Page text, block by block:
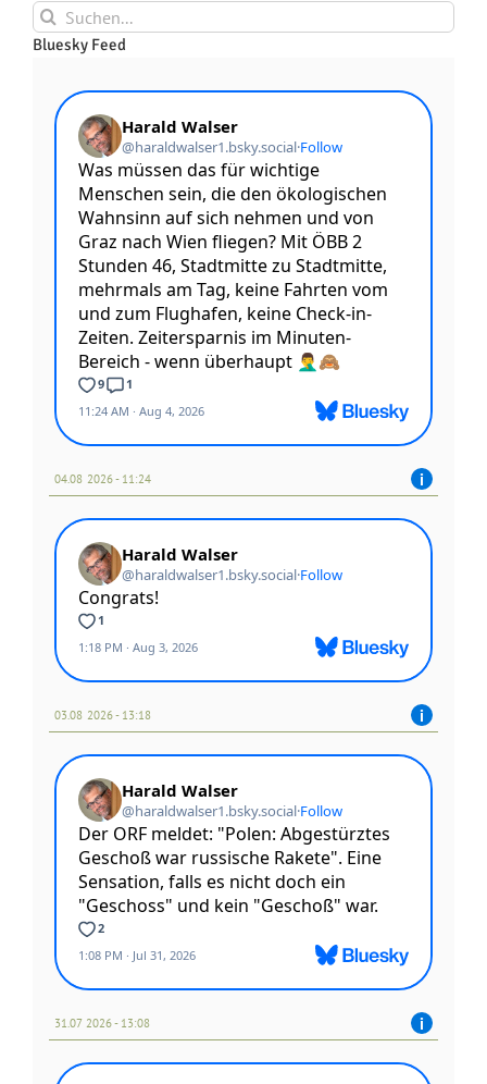
Suche
nach:
Bluesky Feed
04.08 2026 - 11:24
03.08 2026 - 13:18
31.07 2026 - 13:08